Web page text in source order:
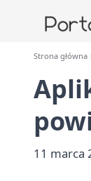
Strona główna
11 marca